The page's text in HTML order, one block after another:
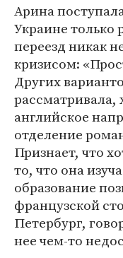
Арина
Украине только
переезд никак
кризисом:
Других
рассматривала,
английское
отделение
Признает, что
то, что она
образование
французской
Петербург,
нее чем-то